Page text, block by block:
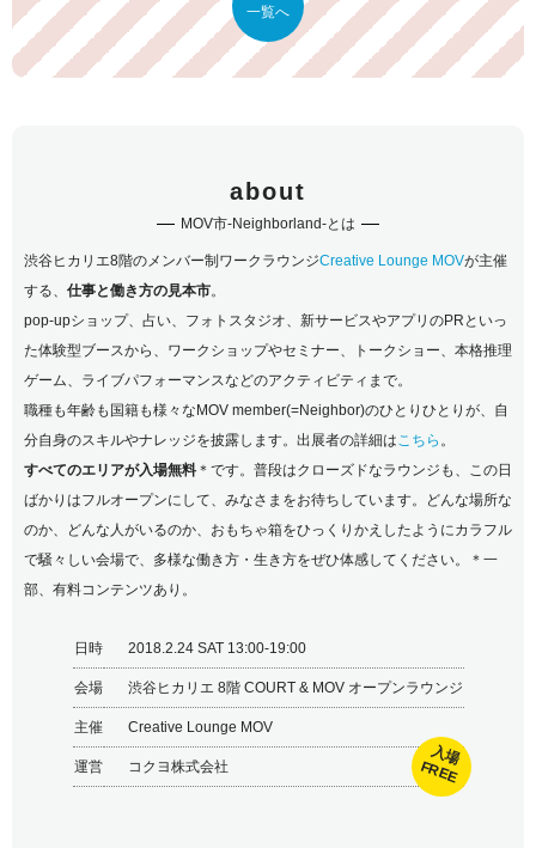
Neighbors schoolのプログラムが公開されました！
2018.01.17 Wed
MOV市−Neighborland 2018−特設サイトOPEN！
一覧へ
about
MOV市-Neighborland-とは
渋谷ヒカリエ8階のメンバー制ワークラウンジCreative Lounge MOVが主催
する、 仕事と働き方の見本市。
pop-upショップ、占い、フォトスタジオ、新サービスやアプリのPRといっ
た体験型ブースから、ワークショップやセミナー、トークショー、本格推理
ゲーム、ライブパフォーマンスなどのアクティビティまで。
職種も年齢も国籍も様々なMOV member(=Neighbor)のひとりひとりが、自
分自身のスキルやナレッジを披露します。出展者の詳細はこちら 。
すべてのエリアが入場無料 ＊です。普段はクローズドなラウンジも、この日
ばかりはフルオープンにして、みなさまをお待ちしています。どんな場所な
のか、どんな人がいるのか、おもちゃ箱をひっくりかえしたようにカラフル
で騒々しい会場で、多様な働き方・生き方をぜひ体感してください。＊一
部、有料コンテンツあり。
日時 2018.2.24 SAT 13:00-19:00
会場 渋谷ヒカリエ 8階 COURT & MOV オープンラウンジ
主催 Creative Lounge MOV
運営 コクヨ株式会社 入場
FREE